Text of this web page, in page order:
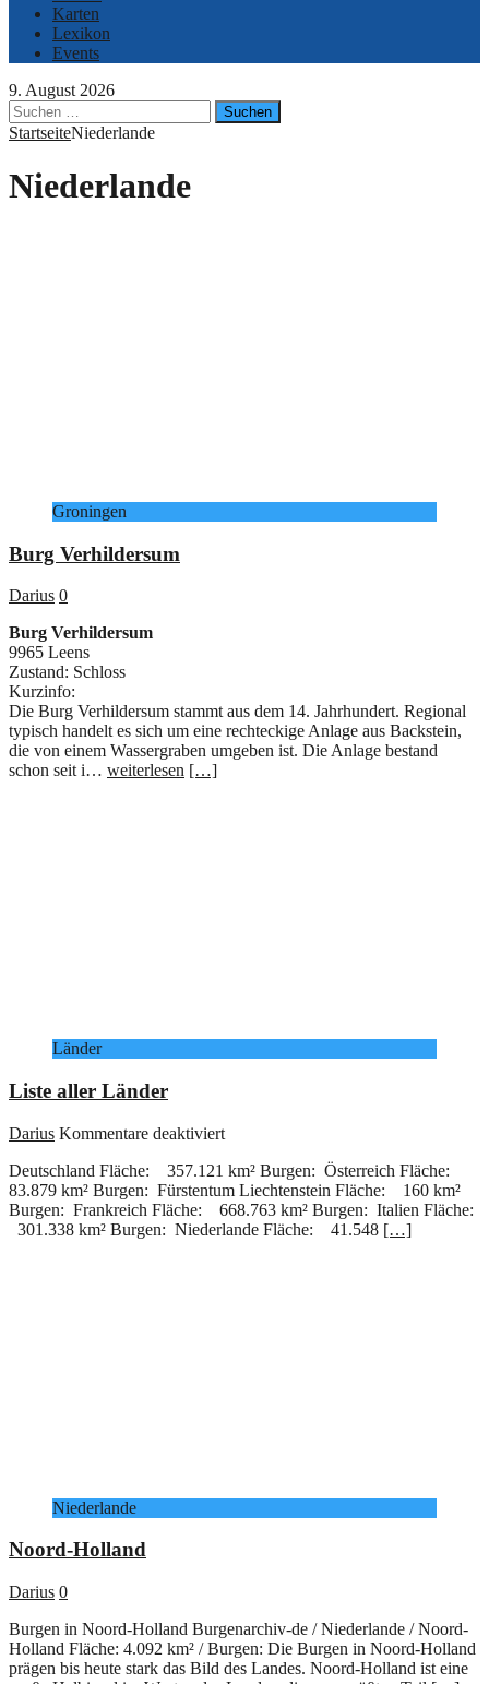
Karten
Lexikon
Events
9. August 2026
Suchen
nach:
StartseiteNiederlande
Niederlande
Groningen
Burg Verhildersum
Darius 0
Burg Verhildersum
9965 Leens
Zustand: Schloss
Kurzinfo:
Die Burg Verhildersum stammt aus dem 14. Jahrhundert. Regional
typisch handelt es sich um eine rechteckige Anlage aus Backstein,
die von einem Wassergraben umgeben ist. Die Anlage bestand
schon seit i… weiterlesen […]
Länder
Liste aller Länder
Darius Kommentare deaktiviertfür
aller
Länder
Deutschland Fläche: 357.121 km² Burgen: Österreich Fläche:
83.879 km² Burgen: Fürstentum Liechtenstein Fläche: 160 km²
Burgen: Frankreich Fläche: 668.763 km² Burgen: Italien Fläche:
301.338 km² Burgen: Niederlande Fläche: 41.548 […]
Niederlande
Noord-Holland
Darius 0
Burgen in Noord-Holland Burgenarchiv-de / Niederlande / Noord-
Holland Fläche: 4.092 km² / Burgen: Die Burgen in Noord-Holland
prägen bis heute stark das Bild des Landes. Noord-Holland ist eine